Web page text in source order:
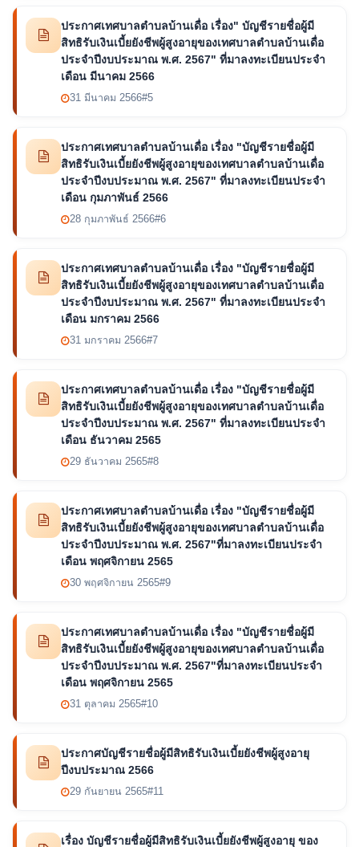
ประกาศเทศบาลตำบลบ้านเดื่อ เรื่อง" บัญชีรายชื่อผู้มี
สิทธิรับเงินเบี้ยยังชีพผู้สูงอายุของเทศบาลตำบลบ้านเดื่อ
ประจำปีงบประมาณ พ.ศ. 2567" ที่มาลงทะเบียนประจำ
เดือน มีนาคม 2566
31 มีนาคม 2566#5
ประกาศเทศบาลตำบลบ้านเดื่อ เรื่อง "บัญชีรายชื่อผู้มี
สิทธิรับเงินเบี้ยยังชีพผู้สูงอายุของเทศบาลตำบลบ้านเดื่อ
ประจำปีงบประมาณ พ.ศ. 2567" ที่มาลงทะเบียนประจำ
เดือน กุมภาพันธ์ 2566
28 กุมภาพันธ์ 2566#6
ประกาศเทศบาลตำบลบ้านเดื่อ เรื่อง "บัญชีรายชื่อผู้มี
สิทธิรับเงินเบี้ยยังชีพผู้สูงอายุของเทศบาลตำบลบ้านเดื่อ
ประจำปีงบประมาณ พ.ศ. 2567" ที่มาลงทะเบียนประจำ
เดือน มกราคม 2566
31 มกราคม 2566#7
ประกาศเทศบาลตำบลบ้านเดื่อ เรื่อง "บัญชีรายชื่อผู้มี
สิทธิรับเงินเบี้ยยังชีพผู้สูงอายุของเทศบาลตำบลบ้านเดื่อ
ประจำปีงบประมาณ พ.ศ. 2567" ที่มาลงทะเบียนประจำ
เดือน ธันวาคม 2565
29 ธันวาคม 2565#8
ประกาศเทศบาลตำบลบ้านเดื่อ เรื่อง "บัญชีรายชื่อผู้มี
สิทธิรับเงินเบี้ยยังชีพผู้สูงอายุของเทศบาลตำบลบ้านเดื่อ
ประจำปีงบประมาณ พ.ศ. 2567"ที่มาลงทะเบียนประจำ
เดือน พฤศจิกายน 2565
30 พฤศจิกายน 2565#9
ประกาศเทศบาลตำบลบ้านเดื่อ เรื่อง "บัญชีรายชื่อผู้มี
สิทธิรับเงินเบี้ยยังชีพผู้สูงอายุของเทศบาลตำบลบ้านเดื่อ
ประจำปีงบประมาณ พ.ศ. 2567"ที่มาลงทะเบียนประจำ
เดือน พฤศจิกายน 2565
31 ตุลาคม 2565#10
ประกาศบัญชีรายชื่อผู้มีสิทธิรับเงินเบี้ยยังชีพผู้สูงอายุ
ปีงบประมาณ 2566
29 กันยายน 2565#11
เรื่อง บัญชีรายชื่อผู้มีสิทธิรับเงินเบี้ยยังชีพผู้สูงอายุ ของ